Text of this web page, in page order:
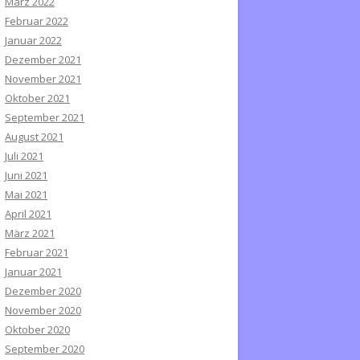
Februar 2022
Januar 2022
Dezember 2021
November 2021
Oktober 2021
September 2021
August 2021
Juli 2021
Juni 2021
Mai 2021
April 2021
März 2021
Februar 2021
Januar 2021
Dezember 2020
November 2020
Oktober 2020
September 2020